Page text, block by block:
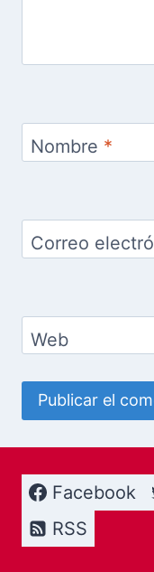
Nombre *
Correo
Web
Facebook
RSS